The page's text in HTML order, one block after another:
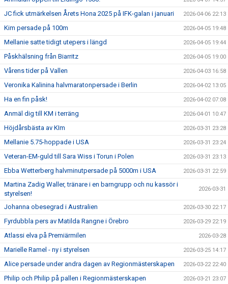
JC fick utmärkelsen Årets Hona 2025 på IFK-galan i januari 2026-04-06 22:13
Kim persade på 100m 2026-04-05 19:48
Mellanie satte tidigt utepers i längd 2026-04-05 19:44
Påskhälsning från Biarritz 2026-04-05 19:00
Vårens tider på Vallen 2026-04-03 16:58
Veronika Kalinina halvmaratonpersade i Berlin 2026-04-02 13:05
Ha en fin påsk! 2026-04-02 07:08
Anmäl dig till KM i terräng 2026-04-01 10:47
Höjdårsbästa av KIm 2026-03-31 23:28
Mellanie 5.75-hoppade i USA 2026-03-31 23:24
Veteran-EM-guld till Sara Wiss i Torun i Polen 2026-03-31 23:13
Ebba Wetterberg halvminutpersade på 5000m i USA 2026-03-31 22:59
Martina Zadig Waller, tränare i en barngrupp och nu kassör i
styrelsen!
2026-03-31
Johanna obesegrad i Australien 2026-03-30 22:17
Fyrdubbla pers av Matilda Rangne i Örebro 2026-03-29 22:19
Atlassi elva på Premiärmilen 2026-03-28
Marielle Ramel - ny i styrelsen 2026-03-25 14:17
Alice persade under andra dagen av Regionmästerskapen 2026-03-22 22:40
Philip och Philip på pallen i Regionmästerskapen 2026-03-21 23:07